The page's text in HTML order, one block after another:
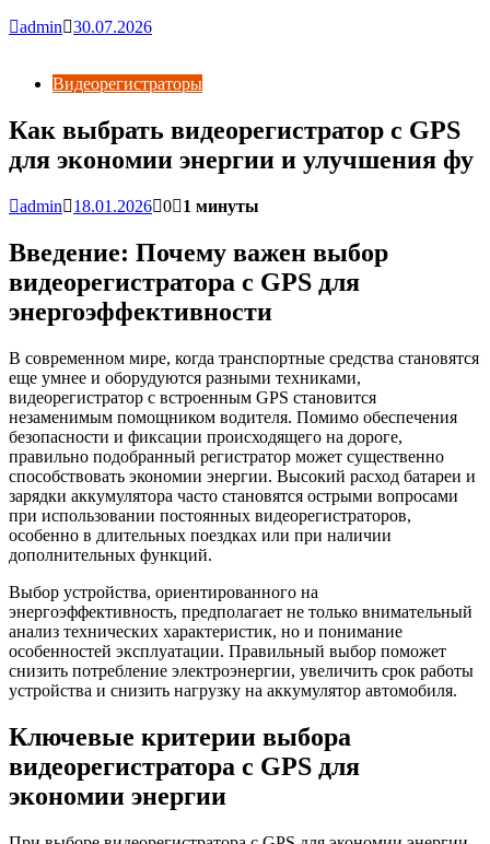
admin 30.07.2026
Видеорегистраторы
Как выбрать видеорегистратор с GPS
для экономии энергии и улучшения фу
admin 18.01.2026 0 1 минуты
Введение: Почему важен выбор
видеорегистратора с GPS для
энергоэффективности
В современном мире, когда транспортные средства становятся
еще умнее и оборудуются разными техниками,
видеорегистратор с встроенным GPS становится
незаменимым помощником водителя. Помимо обеспечения
безопасности и фиксации происходящего на дороге,
правильно подобранный регистратор может существенно
способствовать экономии энергии. Высокий расход батареи и
зарядки аккумулятора часто становятся острыми вопросами
при использовании постоянных видеорегистраторов,
особенно в длительных поездках или при наличии
дополнительных функций.
Выбор устройства, ориентированного на
энергоэффективность, предполагает не только внимательный
анализ технических характеристик, но и понимание
особенностей эксплуатации. Правильный выбор поможет
снизить потребление электроэнергии, увеличить срок работы
устройства и снизить нагрузку на аккумулятор автомобиля.
Ключевые критерии выбора
видеорегистратора с GPS для
экономии энергии